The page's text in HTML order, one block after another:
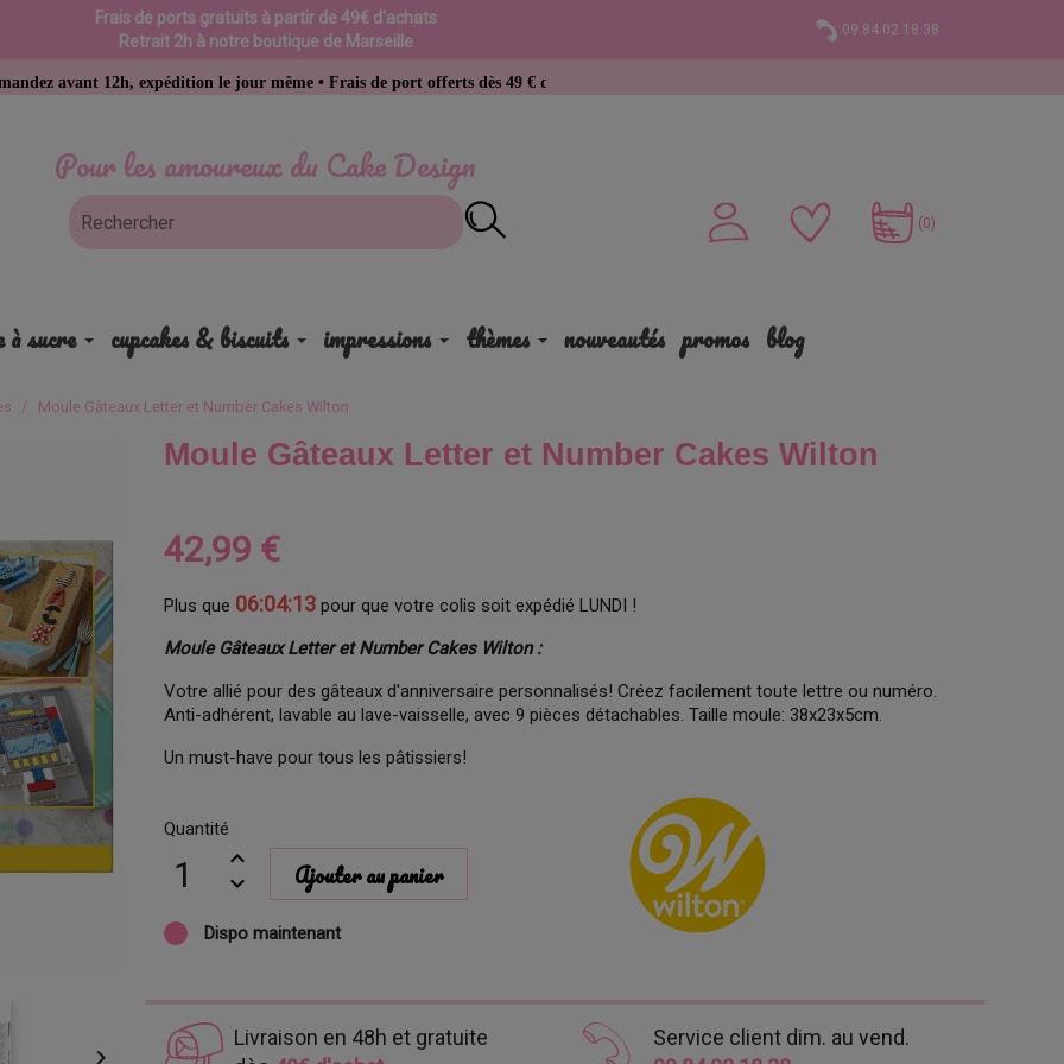
Frais de ports gratuits à partir de 49€ d'achats
Retrait 2h à notre boutique de Marseille
09.84.02.18.38
Pour les amoureux du Cake Design
12h, expédition le jour même • Frais de port offerts dès 49 € d’achat
(0)
à sucre cupcakes & biscuits impressions thèmes nouveautés promos blog
Moule Gâteaux Letter et Number Cakes Wilton

Moule Gâteaux Letter et Number Cakes Wilton
42,99 €
Plus que 06:04:12 pour que votre colis soit expédié LUNDI !
Moule Gâteaux Letter et Number Cakes Wilton :
Votre allié pour des gâteaux d'anniversaire personnalisés! Créez facilement toute lettre ou numéro.
Anti-adhérent, lavable au lave-vaisselle, avec 9 pièces détachables. Taille moule: 38x23x5cm.
Un must-have pour tous les pâtissiers!
Quantité
Ajouter au panier
Dispo maintenant
Livraison en 48h et gratuite
Service client dim. au vend.